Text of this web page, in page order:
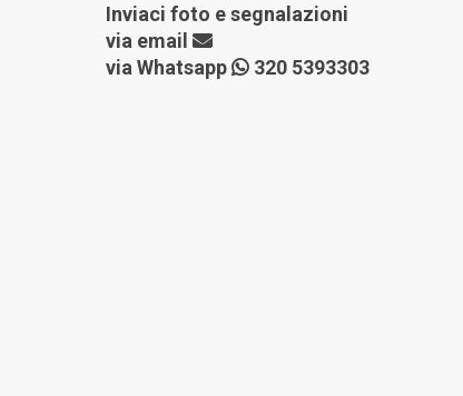
Inviaci foto e segnalazioni
via email
via Whatsapp
320 5393303